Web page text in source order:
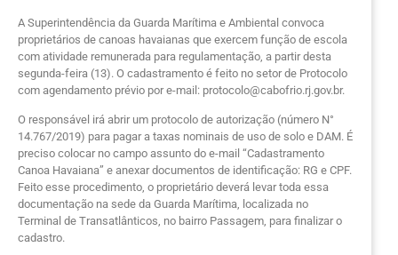
A Superintendência da Guarda Marítima e Ambiental convoca
proprietários de canoas havaianas que exercem função de escola
com atividade remunerada para regulamentação, a partir desta
segunda-feira (13). O cadastramento é feito no setor de Protocolo
com agendamento prévio por e-mail: protocolo@cabofrio.rj.gov.br.
O responsável irá abrir um protocolo de autorização (número N°
14.767/2019) para pagar a taxas nominais de uso de solo e DAM. É
preciso colocar no campo assunto do e-mail “Cadastramento
Canoa Havaiana” e anexar documentos de identificação: RG e CPF.
Feito esse procedimento, o proprietário deverá levar toda essa
documentação na sede da Guarda Marítima, localizada no
Terminal de Transatlânticos, no bairro Passagem, para finalizar o
cadastro.